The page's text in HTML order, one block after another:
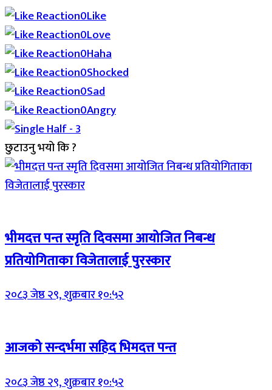
0Like
0Love
0Haha
0Shocked
0Sad
0Angry
छुटाउनु भयो कि ?
भीमदत्त पन्त स्मृति दिवसमा आयोजित निबन्ध
प्रतियोगिताका विजेतालाई पुरस्कार
२०८३ जेष्ठ २९, शुक्रबार १०:५२
आजको सन्दर्भमा सहिद भिमदत्त पन्त
२०८३ जेष्ठ २९, शुक्रबार १०:५२